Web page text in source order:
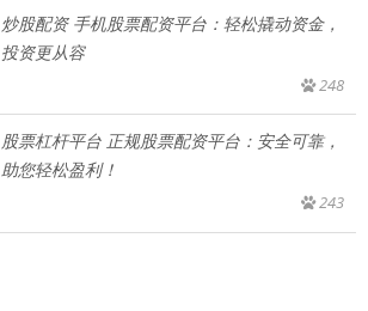
炒股配资 手机股票配资平台：轻松撬动资金，
投资更从容
248
股票杠杆平台 正规股票配资平台：安全可靠，
助您轻松盈利！
243